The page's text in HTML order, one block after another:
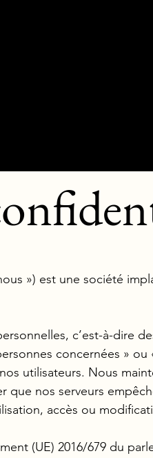
») est une société
c’est-à-dire
concernées » ou
utilisateurs. Nous
nos serveurs
accès ou
(UE) 2016/679 du